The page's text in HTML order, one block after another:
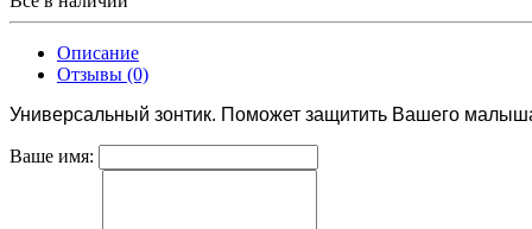
Описание
Отзывы (0)
Универсальный зонтик. Поможет защитить Вашего
Ваше имя: